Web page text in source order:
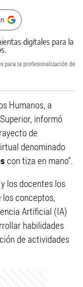
para la profesionalización de
Humanos, a
informó
de
denominado
con tiza en mano”.
los docentes los
conceptos,
Artificial (IA)
habilidades
de actividades